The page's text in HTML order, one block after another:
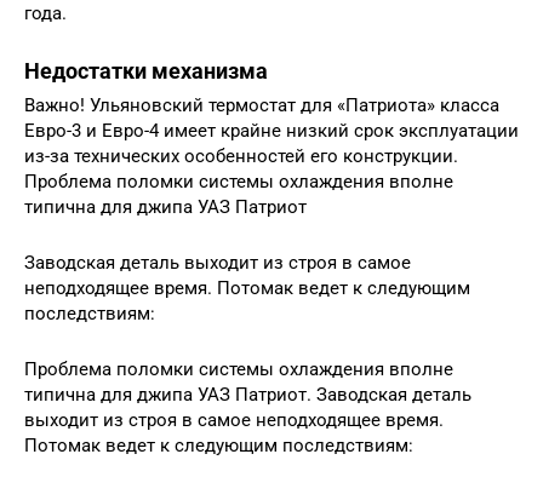
года.
Недостатки механизма
Важно! Ульяновский термостат для «Патриота» класса
Евро-3 и Евро-4 имеет крайне низкий срок эксплуатации
из-за технических особенностей его конструкции.
Проблема поломки системы охлаждения вполне
типична для джипа УАЗ Патриот
Заводская деталь выходит из строя в самое
неподходящее время. Потомак ведет к следующим
последствиям:
Проблема поломки системы охлаждения вполне
типична для джипа УАЗ Патриот. Заводская деталь
выходит из строя в самое неподходящее время.
Потомак ведет к следующим последствиям: